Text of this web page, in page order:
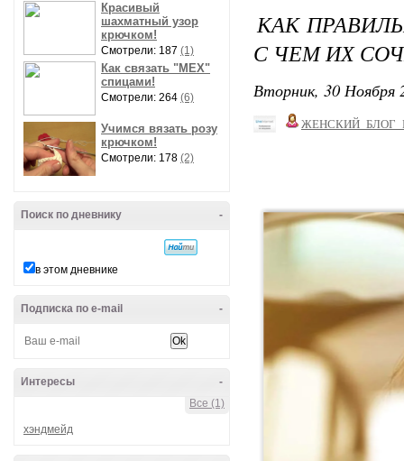
Красивый
шахматный узор
крючком!
Смотрели: 187 (1)
Как связать "МЕХ"
спицами!
Смотрели: 264 (6)
Учимся вязать розу
крючком!
Смотрели: 178 (2)
-
Поиск по дневнику
в этом дневнике
-
Подписка по e-mail
-
Интересы
Все (1)
хэндмейд
КАК
С ЧЕМ ИХ
Вторник, 30 Ноября